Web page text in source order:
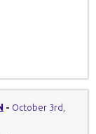
- October 3rd,